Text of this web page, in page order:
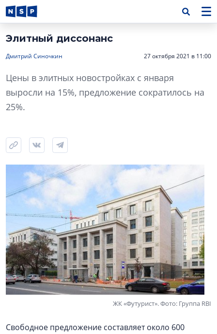
Элитный диссонанс
Дмитрий Синочкин 27 октября 2021 в 11:00
Цены в элитных новостройках с января
выросли на 15%, предложение сократилось на
25%.
ЖК «Футурист». Фото: Группа RBI
Свободное предложение составляет около 600